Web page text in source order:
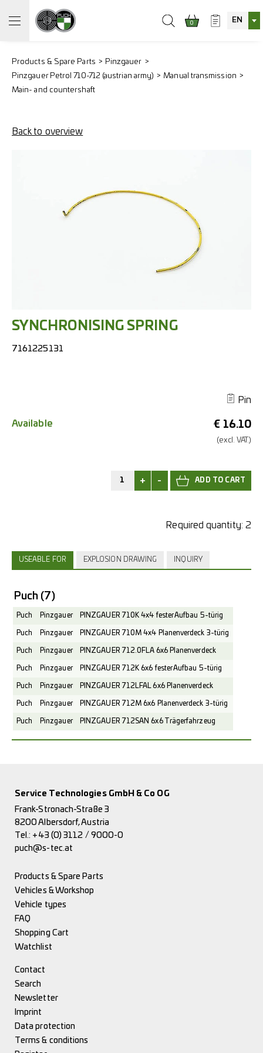
0 EN
Products & Spare Parts
Pinzgauer
Pinzgauer Petrol 710-712 (austrian army)
Manual transmission
Main- and countershaft
Back to overview
SYNCHRONISING SPRING
7161225131
Pin
€ 16.10
(excl. VAT.)
Available
+ -
Required quantity: 2
USEABLE FOR EXPLOSION DRAWING INQUIRY
Puch (7)
Puch Pinzgauer PINZGAUER 710K 4x4 fester Aufbau 5-türig
Puch Pinzgauer PINZGAUER 710M 4x4 Planenverdeck 3-türig
Puch Pinzgauer PINZGAUER 712.0FLA 6x6 Planenverdeck
Puch Pinzgauer PINZGAUER 712K 6x6 fester Aufbau 5-türig
Puch Pinzgauer PINZGAUER 712LFAL 6x6 Planenverdeck
Puch Pinzgauer PINZGAUER 712M 6x6 Planenverdeck 3-türig
Puch Pinzgauer PINZGAUER 712SAN 6x6 Trägerfahrzeug
Service Technologies GmbH & Co OG
Frank-Stronach-Straße 3
8200 Albersdorf, Austria
Tel.: +43 (0) 3112 / 9000-0
puch@s-tec.at
Products & Spare Parts
Vehicles & Workshop
Vehicle types
FAQ
Shopping Cart
Watchlist
Contact
Search
Newsletter
Imprint
Data protection
Terms & conditions